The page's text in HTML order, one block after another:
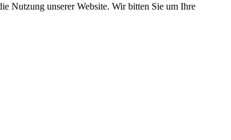
Nutzung unserer Website. Wir bitten Sie um Ihre